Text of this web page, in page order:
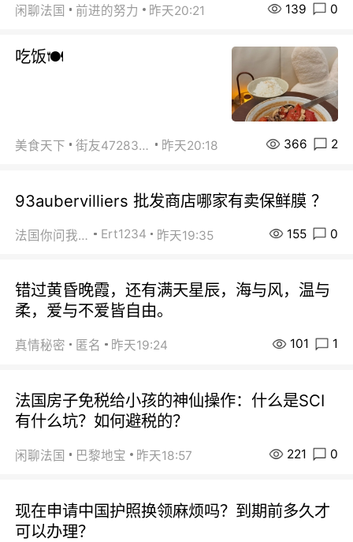
闲聊法国 前进的努力 昨天20:21 139 0
吃饭🍽️
美食天下 街友472838572 昨天20:18 366 2
93aubervilliers 批发商店哪家有卖保鲜膜 ？
法国你问我答 Ert1234 昨天19:35 155 0
错过黄昏晚霞，还有满天星辰，海与风，温与
柔，爱与不爱皆自由。
真情秘密 匿名 昨天19:24 101 1
法国房子免税给小孩的神仙操作：什么是SCI
有什么坑？如何避税的？
闲聊法国 巴黎地宝 昨天18:57 221 0
现在申请中国护照换领麻烦吗？到期前多久才
可以办理？